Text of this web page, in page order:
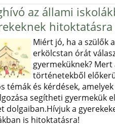
az állami
hitoktatásra
Miért jó, ha a szülők
erkölcstan órát
gyermeküknek? Mert
történetekből
témák és kérdések, amelyek
segítheti gyermekük
dolgaiban.Hívjuk a
is hitoktatásra!